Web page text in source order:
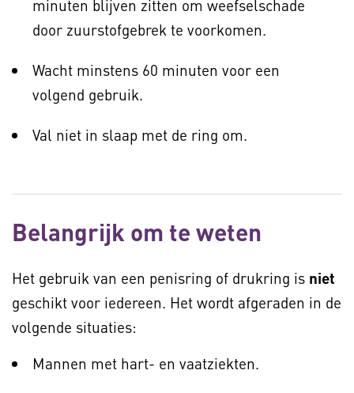
minuten blijven zitten om weefselschade
door zuurstofgebrek te voorkomen.
Wacht minstens 60 minuten voor een
volgend gebruik.
Val niet in slaap met de ring om.
Belangrijk om te weten
Het gebruik van een penisring of drukring is niet
geschikt voor iedereen. Het wordt afgeraden in de
volgende situaties:
Mannen met hart- en vaatziekten.